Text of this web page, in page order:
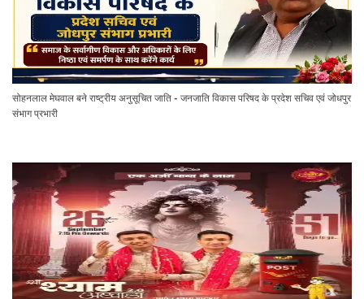
सोहनलाल मेघवाल बने राष्ट्रीय अनुसूचित जाति - जनजाति विकास परिषद के प्रदेश सचिव एवं जोधपुर
संभाग प्रभारी